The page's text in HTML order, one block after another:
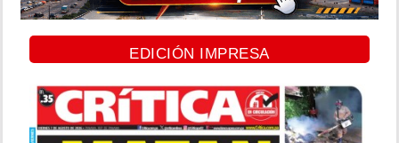
EDICIÓN IMPRESA